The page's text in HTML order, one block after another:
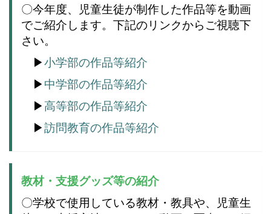
〇今年度、児童生徒が制作した作品等を動画
でご紹介します。下記のリンクからご視聴下
さい。
▶小学部の作品等紹介
▶ 中学部の作品等紹介
▶高等部の作品等紹介
▶訪問教育の作品等紹介
教材・支援グッズ等の紹介
〇学校で使用している教材・教具や、児童生